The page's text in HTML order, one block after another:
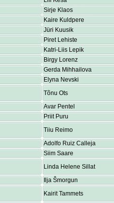
Sirje Klaos
Kaire Kuldpere
Jüri Kuusik
Piret Lehiste
Katri-Liis Lepik
Birgy Lorenz
Gerda Mihhailova
Elyna Nevski
Tõnu Ots
Avar Pentel
Priit Puru
Tiiu Reimo
Adolfo Ruiz Calleja
Siim Saare
Linda Helene Sillat
Ilja Šmorgun
Kairit Tammets